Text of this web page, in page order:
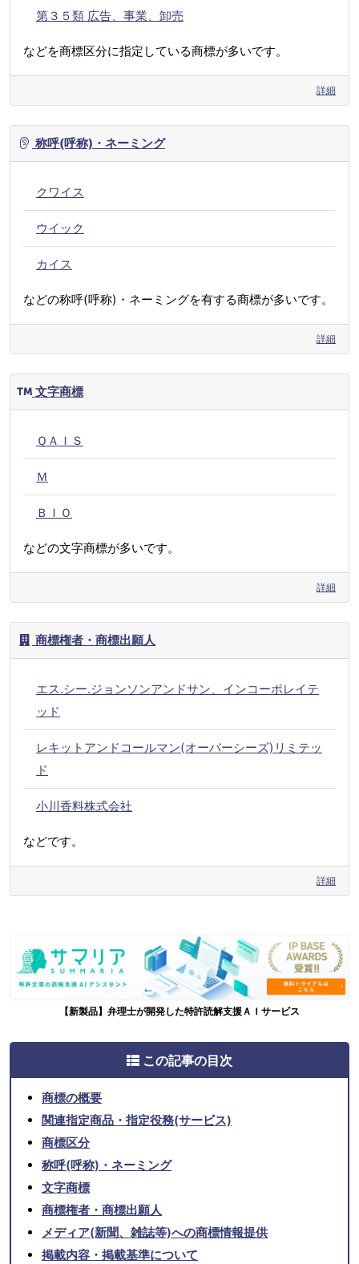
第３５類 広告、事業、卸売
などを商標区分に指定している商標が多いです。
詳細
称呼(呼称)・ネーミング
クワイス
ウイック
カイス
などの称呼(呼称)・ネーミングを有する商標が多いです。
詳細
文字商標
ＱＡＩＳ
Ｍ
ＢＩＯ
などの文字商標が多いです。
詳細
商標権者・商標出願人
エス.シー.ジョンソンアンドサン、インコーポレイテ
ッド
レキットアンドコールマン(オーバーシーズ)リミテッ
ド
小川香料株式会社
などです。
詳細
【新製品】弁理士が開発した特許読解支援ＡＩサービス
この記事の目次
商標の概要
関連指定商品・指定役務(サービス)
商標区分
称呼(呼称)・ネーミング
文字商標
商標権者・商標出願人
メディア(新聞、雑誌等)への商標情報提供
掲載内容・掲載基準について